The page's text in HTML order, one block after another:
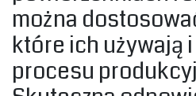
można
które ich używają
procesu